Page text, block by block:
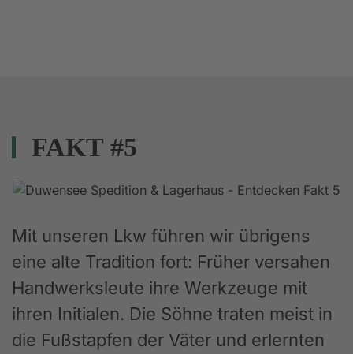
FAKT #5
Mit unseren Lkw führen wir übrigens
eine alte Tradition fort: Früher versahen
Handwerksleute ihre Werkzeuge mit
ihren Initialen. Die Söhne traten meist in
die Fußstapfen der Väter und erlernten